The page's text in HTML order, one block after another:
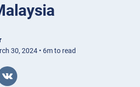
30, 2024 • 6m to read